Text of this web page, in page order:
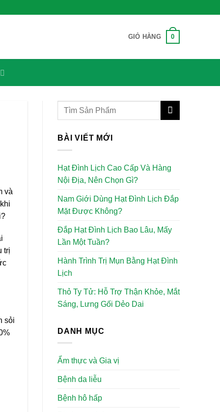
GIỎ HÀNG 0
và
trị
sỏi
BÀI VIẾT MỚI
Hạt Đình Lịch Cao Cấp Và Hàng
Nội Địa, Nên Chọn Gì?
Nam Giới Dùng Hạt Đình Lịch Đắp
Mặt Được Không?
Đắp Hạt Đình Lịch Bao Lâu, Mấy
Lần Một Tuần?
Hành Trình Trị Mụn Bằng Hạt Đình
Lịch
Thỏ Ty Tử: Hỗ Trợ Thận Khỏe, Mắt
Sáng, Lưng Gối Dẻo Dai
DANH MỤC
Ẩm thực và Gia vị
Bệnh da liễu
Bệnh hô hấp